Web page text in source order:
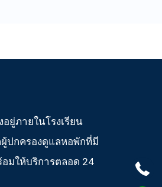
ยู่ภายในโรงเรียน
ปกครองดูแลหอพักที่มี
มให้บริการตลอด 24